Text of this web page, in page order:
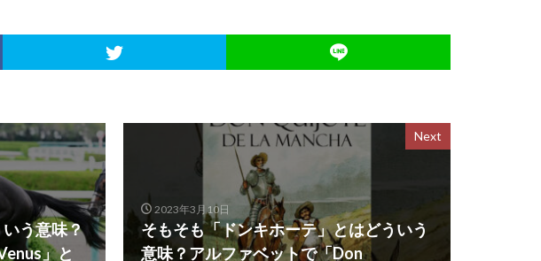
う意味？
」と
Next
2023年3月10日
そもそも「ドンキホーテ」とはどういう
意味？アルファベットで「Don